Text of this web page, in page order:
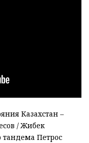
Казахстан –
/ Жибек
тандема Петрос